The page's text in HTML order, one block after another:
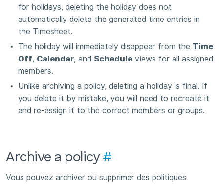
for holidays, deleting the holiday does not
automatically delete the generated time entries in
the Timesheet.
The holiday will immediately disappear from the Time
Off, Calendar, and Schedule views for all assigned
members.
Unlike archiving a policy, deleting a holiday is final. If
you delete it by mistake, you will need to recreate it
and re-assign it to the correct members or groups.
Archive a policy #
Vous pouvez archiver ou supprimer des politiques